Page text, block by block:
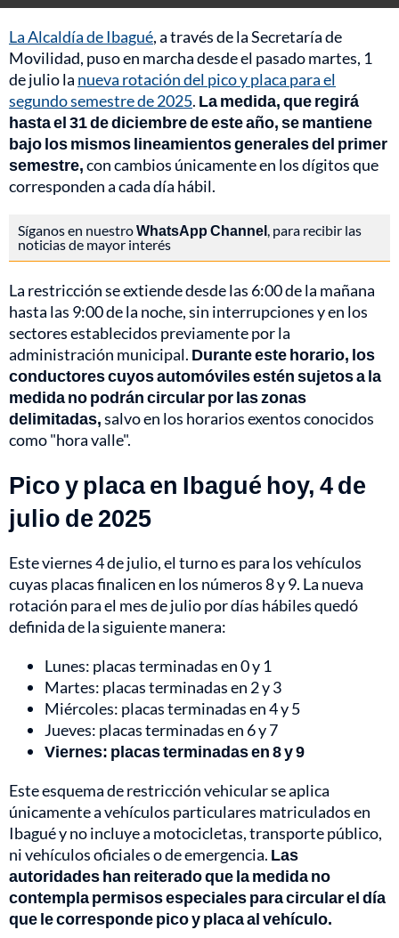
La Alcaldía de Ibagué, a través de la Secretaría de
Movilidad, puso en marcha desde el pasado martes, 1
de julio la nueva rotación del pico y placa para el
segundo semestre de 2025. La medida, que regirá
hasta el 31 de diciembre de este año, se mantiene
bajo los mismos lineamientos generales del primer
semestre,con cambios únicamente en los dígitos que
corresponden a cada día hábil.
Síganos en nuestroWhatsApp Channel, para recibir las
noticias de mayor interés
La restricción se extiende desde las 6:00 de la mañana
hasta las 9:00 de la noche, sin interrupciones y en los
sectores establecidos previamente por la
administración municipal. Durante este horario, los
conductores cuyos automóviles estén sujetos a la
medida no podrán circular por las zonas
delimitadas,salvo en los horarios exentos conocidos
como "hora valle".
Pico y placa en Ibagué hoy, 4 de
julio de 2025
Este viernes 4 de julio, el turno es para los vehículos
cuyas placas finalicen en los números 8 y 9. La nueva
rotación para el mes de julio por días hábiles quedó
definida de la siguiente manera:
Lunes: placas terminadas en 0 y 1
Martes: placas terminadas en 2 y 3
Miércoles: placas terminadas en 4 y 5
Jueves: placas terminadas en 6 y 7
Viernes: placas terminadas en 8 y 9
Este esquema de restricción vehicular se aplica
únicamente a vehículos particulares matriculados en
Ibagué y no incluye a motocicletas, transporte público,
ni vehículos oficiales o de emergencia. Las
autoridades han reiterado que la medida no
contempla permisos especiales para circular el día
que le corresponde pico y placa al vehículo.